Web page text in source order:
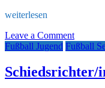
weiterlesen
Leave a Commenton
–
noch
Fußball Jugend Fußball
Schiedsrichter/